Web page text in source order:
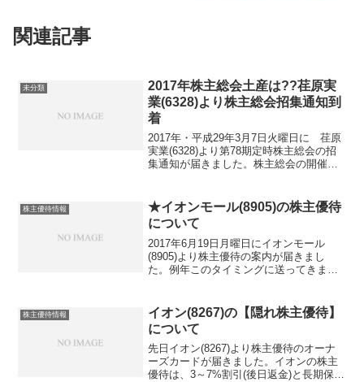
関連記事
未分類
2017年株主総会土産は??荏原実
業(6328)より株主総会招集通知到
着
2017年・平成29年3月7日火曜日に 荏原
実業(6328)より第78期定時株主総会の招
集通知が届きました。株主総会の開催要
ド・マリオット銀座東武ホテルにて午
前...
株主優待情報
★イオンモール(8905)の株主優待
について
2017年6月19日月曜日にイオンモール
(8905)より株主優待の案内が届きまし
た。例年このタイミングに送ってきます
月に株主総会があればその関連郵便物と
一緒に送ること...
株主優待情報
イオン(8267)の【隠れ株主優待】
について
先日イオン(8267)より株主優待のオーナ
ーズカードが届きました。イオンの株主
優待は、3～7%割引(後日返金)と長期保有